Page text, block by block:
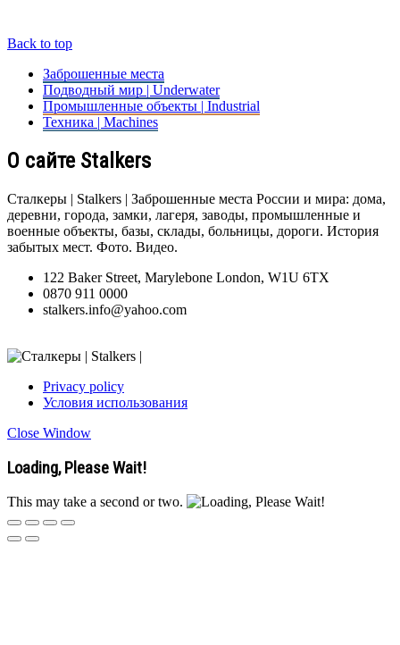
Back to top
Заброшенные места
Подводный мир | Underwater
Промышленные объекты | Industrial
Техника | Machines
О сайте Stalkers
Сталкеры | Stalkers | Заброшенные места России и мира: дома,
деревни, города, замки, лагеря, заводы, промышленные и
военные объекты, базы, склады, больницы, дороги. История
забытых мест. Фото. Видео.
122 Baker Street, Marylebone London, W1U 6TX
0870 911 0000
stalkers.info@yahoo.com
Privacy policy
Условия использования
Close Window
Loading, Please Wait!
This may take a second or two.